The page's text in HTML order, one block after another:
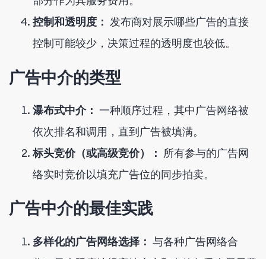
控制和透明度： 发布商对展示哪些广告的直接
控制可能较少，决策过程的透明度也较低。
广告中介的类型
瀑布式中介： 一种顺序过程，其中广告网络被
依次排名和调用，直到广告被填满。
标头竞价（或高级竞价）： 所有参与的广告网
络实时竞价以填充广告位的同步拍卖。
广告中介的最佳实践
多样化的广告网络选择： 与各种广告网络合